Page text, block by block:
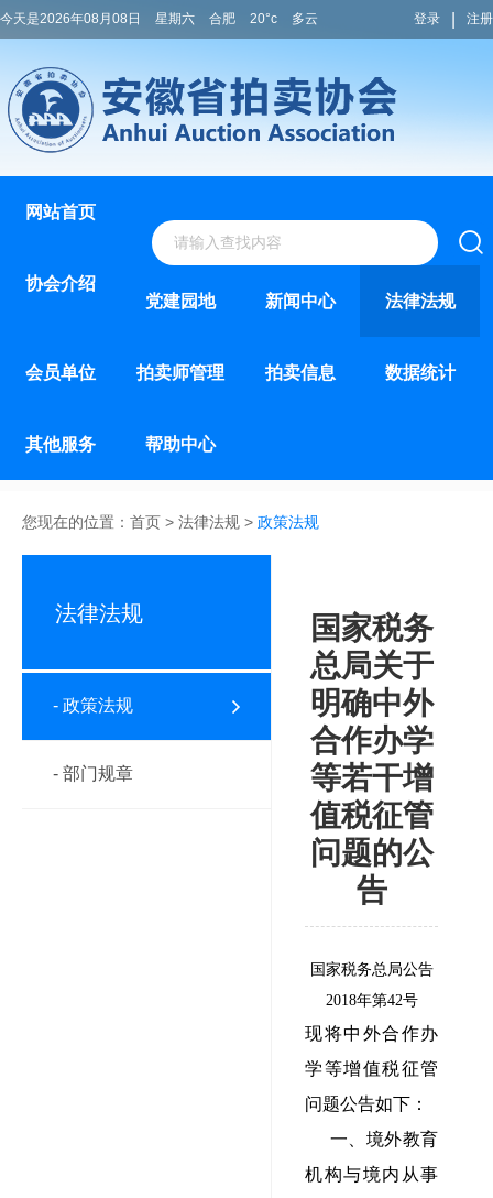
今天是2026年08月08日 星期六 合肥 20°c 多云 登录 注册
网站首页
协会介绍
党建园地
新闻中心 法律法规
会员单位 拍卖师管理 拍卖信息 数据统计
其他服务 帮助中心
您现在的位置： 首页 > 法律法规 > 政策法规
法律法规
- 政策法规
- 部门规章
国家税务
总局关于
明确中外
合作办学
等若干增
值税征管
问题的公
告
国家税务总局公告
2018年第42号
现将中外合作办
学等增值税征管
问题公告如下：
一、境外教育
机构与境内从事